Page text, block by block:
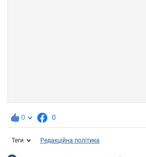
0 0
Теги Редакційна політика